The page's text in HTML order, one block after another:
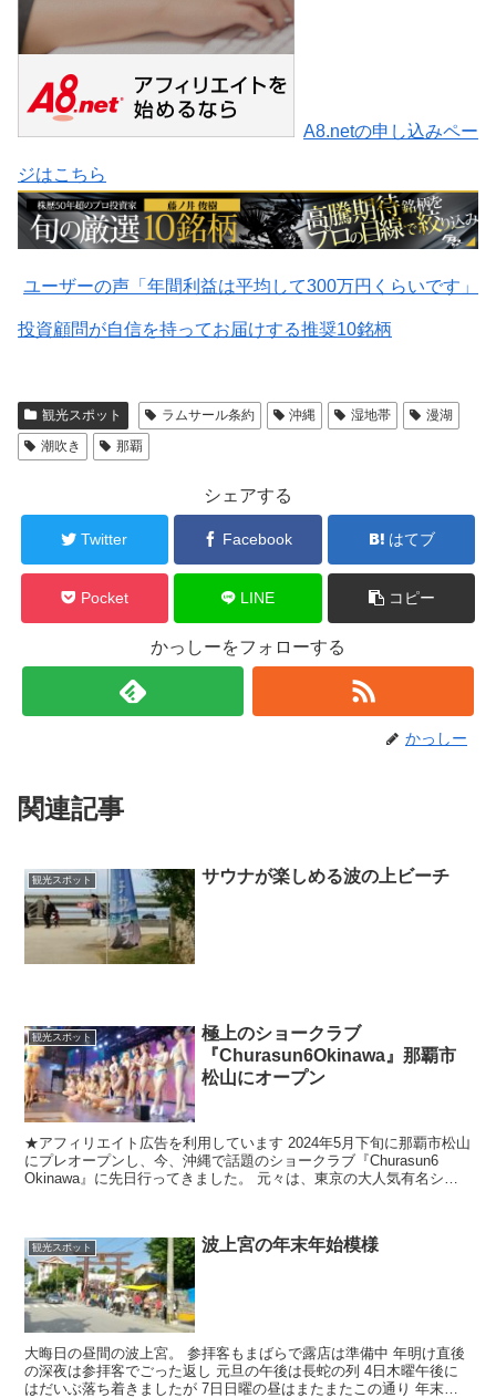
A8.netの申し込みペー
ジはこちら
ユーザーの声「年間利益は平均して300万円くらいです」
投資顧問が自信を持ってお届けする推奨10銘柄
観光スポット ラムサール条約 沖縄 湿地帯
漫湖
潮吹き
那覇
シェアする
Twitter Facebook はてブ
Pocket LINE コピー
かっしーをフォローする
かっしー
関連記事
観光スポット サウナが楽しめる波の上ビーチ
観光スポット
極上のショークラブ
『Churasun6Okinawa』那覇市
松山にオープン
★アフィリエイト広告を利用しています 2024年5月下旬に那覇市松山
にプレオープンし、今、沖縄で話題のショークラブ『Churasun6
Okinawa』に先日行ってきました。 元々は、東京の大人気有名ショ
観光スポット 波上宮の年末年始模様
大晦日の昼間の波上宮。 参拝客もまばらで露店は準備中 年明け直後
の深夜は参拝客でごった返し 元旦の午後は長蛇の列 4日木曜午後に
はだいぶ落ち着きましたが 7日日曜の昼はまたまたこの通り 年末年